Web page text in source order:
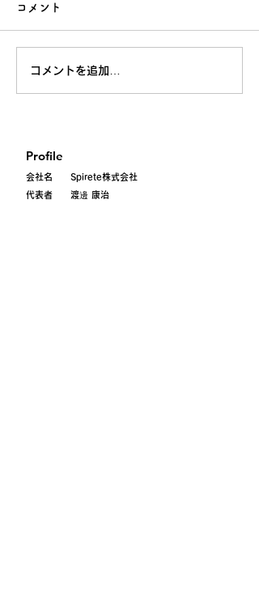
コメント
コメントを追加…
Profile
会社名 Spirete株式会社
代表者 渡邊 康治